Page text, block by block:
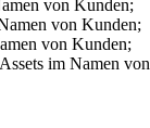
von Kunden;
von Kunden;
von Kunden;
im Namen von